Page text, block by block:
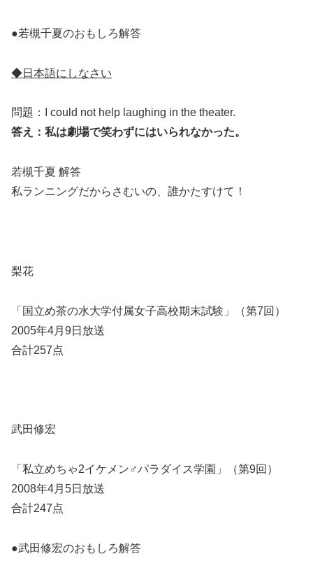
●若槻千夏のおもしろ解答
◆日本語にしなさい
問題：I could not help laughing in the theater.
答え：私は劇場で笑わずにはいられなかった。
若槻千夏 解答
私ランニングだからさむいの、誰かたすけて！
梨花
「国立め茶の水大学付属女子高校期末試験」
（第7回）
2005年4月9日放送
合計257点
武田修宏
「私立めちゃ2イケメン♂パラダイス学園」
（第9回）
2008年4月5日放送
合計247点
●武田修宏のおもしろ解答